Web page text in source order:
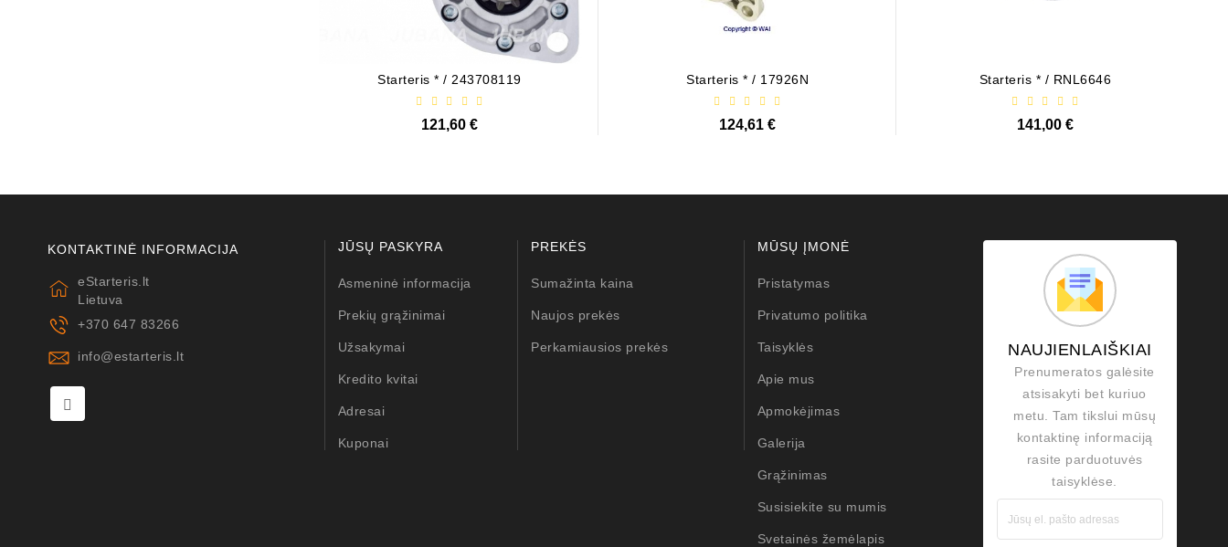
Starteris * / 243708119
121,60 €
Starteris * / 17926N
124,61 €
Starteris * / RNL6646
141,00 €
KONTAKTINĖ INFORMACIJA
eStarteris.lt
Lietuva
+370 647 83266
info@estarteris.lt
JŪSŲ PASKYRA
Asmeninė informacija
Prekių grąžinimai
Užsakymai
Kredito kvitai
Adresai
Kuponai
PREKĖS
Sumažinta kaina
Naujos prekės
Perkamiausios prekės
MŪSŲ ĮMONĖ
Pristatymas
Privatumo politika
Taisyklės
Apie mus
Apmokėjimas
Galerija
Grąžinimas
Susisiekite su mumis
Svetainės žemėlapis
NAUJIENLAIŠKIAI
Prenumeratos galėsite
atsisakyti bet kuriuo
metu. Tam tikslui mūsų
kontaktinę informaciją
rasite parduotuvės
taisyklėse.